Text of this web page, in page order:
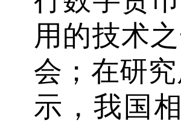
用的技术
会；在研
示，我国